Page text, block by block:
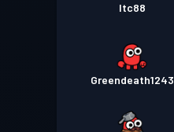
ltc88
Greendeath1243